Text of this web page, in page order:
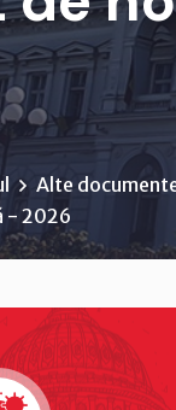
Alte
- 2026